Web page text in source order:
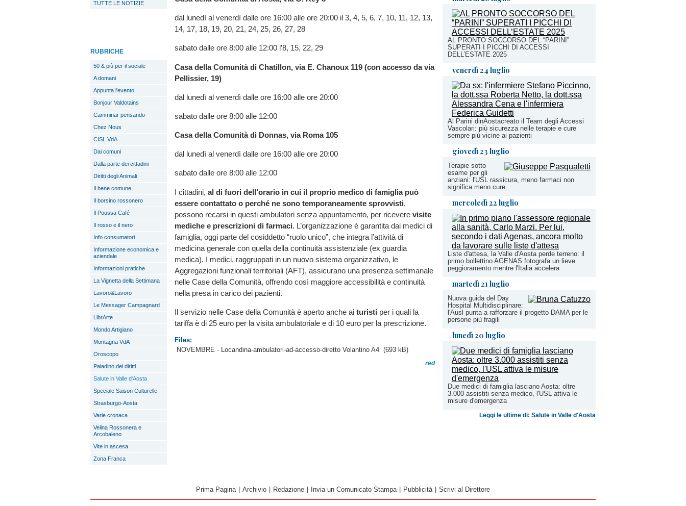
AL PRONTO SOCCORSO DEL “PARINI”
SUPERATI I PICCHI DI ACCESSI
DELL’ESTATE 2025
venerdì 24 luglio
Al Parini dinAostacreato il Team degli Accessi
Vascolari: più sicurezza nelle terapie e cure
sempre più vicine ai pazienti
giovedì 23 luglio
Terapie sotto
esame per gli
anziani: l'USL rassicura, meno farmaci non
significa meno cure
mercoledì 22 luglio
Liste d'attesa, la Valle d'Aosta perde terreno: il
primo bollettino AGENAS fotografa un lieve
peggioramento mentre l'Italia accelera
martedì 21 luglio
Nuova guida del Day
Hospital Multidisciplinare:
l'Ausl punta a rafforzare il progetto DAMA per le
persone più fragili
lunedì 20 luglio
Due medici di famiglia lasciano Aosta: oltre
3.000 assistiti senza medico, l'USL attiva le
misure d'emergenza
Leggi le ultime di: Salute in Valle d'Aosta
TUTTE LE NOTIZIE
RUBRICHE
50 & più per il sociale
A domani
Appunta l'evento
Bonjour Valdotains
Camminar pensando
Chez Nous
CISL VdA
Dai comuni
Dalla parte dei cittadini
Diritti degli Animali
Il bene comune
Il borsino rossonero
Il Poussa Café
Il rosso e il nero
Info consumatori
Informazione economica e
aziendale
Informazioni pratiche
La Vignetta della Settimana
Lavoro&Lavoro
Le Messager Campagnard
LibrArte
Mondo Artigiano
Montagna VdA
Oroscopo
Paladino dei diritti
Salute in Valle d'Aosta
Speciale Saison Culturelle
Strasburgo-Aosta
Varie cronaca
Velina Rossonera e
Arcobaleno
Vite in ascesa
Zona Franca
dal lunedì al venerdì dalle ore 16:00 alle ore 20:00 il 3, 4, 5, 6, 7, 10, 11, 12, 13,
14, 17, 18, 19, 20, 21, 24, 25, 26, 27, 28
sabato dalle ore 8:00 alle 12:00 l’8, 15, 22, 29
Casa della Comunità di Chatillon, via E. Chanoux 119 (con accesso da via
Pellissier, 19)
dal lunedì al venerdì dalle ore 16:00 alle ore 20:00
sabato dalle ore 8:00 alle 12:00
Casa della Comunità di Donnas, via Roma 105
dal lunedì al venerdì dalle ore 16:00 alle ore 20:00
sabato dalle ore 8:00 alle 12:00
I cittadini, al di fuori dell’orario in cui il proprio medico di famiglia può
essere contattato o perché ne sono temporaneamente sprovvisti,
possono recarsi in questi ambulatori senza appuntamento, per ricevere visite
mediche e prescrizioni di farmaci. L’organizzazione è garantita dai medici di
famiglia, oggi parte del cosiddetto “ruolo unico”, che integra l’attività di
medicina generale con quella della continuità assistenziale (ex guardia
medica). I medici, raggruppati in un nuovo sistema organizzativo, le
Aggregazioni funzionali territoriali (AFT), assicurano una presenza settimanale
nelle Case della Comunità, offrendo così maggiore accessibilità e continuità
nella presa in carico dei pazienti.
Il servizio nelle Case della Comunità è aperto anche ai turisti per i quali la
tariffa è di 25 euro per la visita ambulatoriale e di 10 euro per la prescrizione.
Files:
NOVEMBRE - Locandina-ambulatori-ad-accesso-diretto Volantino A4 (693 kB)
red
Prima Pagina Archivio Redazione Invia un Comunicato Stampa Pubblicità Scrivi al Direttore